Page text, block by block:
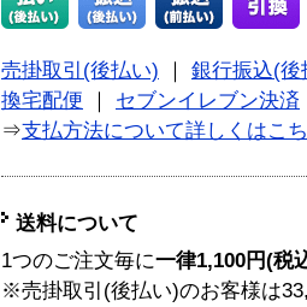
売掛取引(後払い)
銀行振込(後
換宅配便
セブンイレブン決済
⇒支払方法について詳しくはこ
送料について
1つのご注文毎に一律1,100円(税
※売掛取引(後払い)のお客様は